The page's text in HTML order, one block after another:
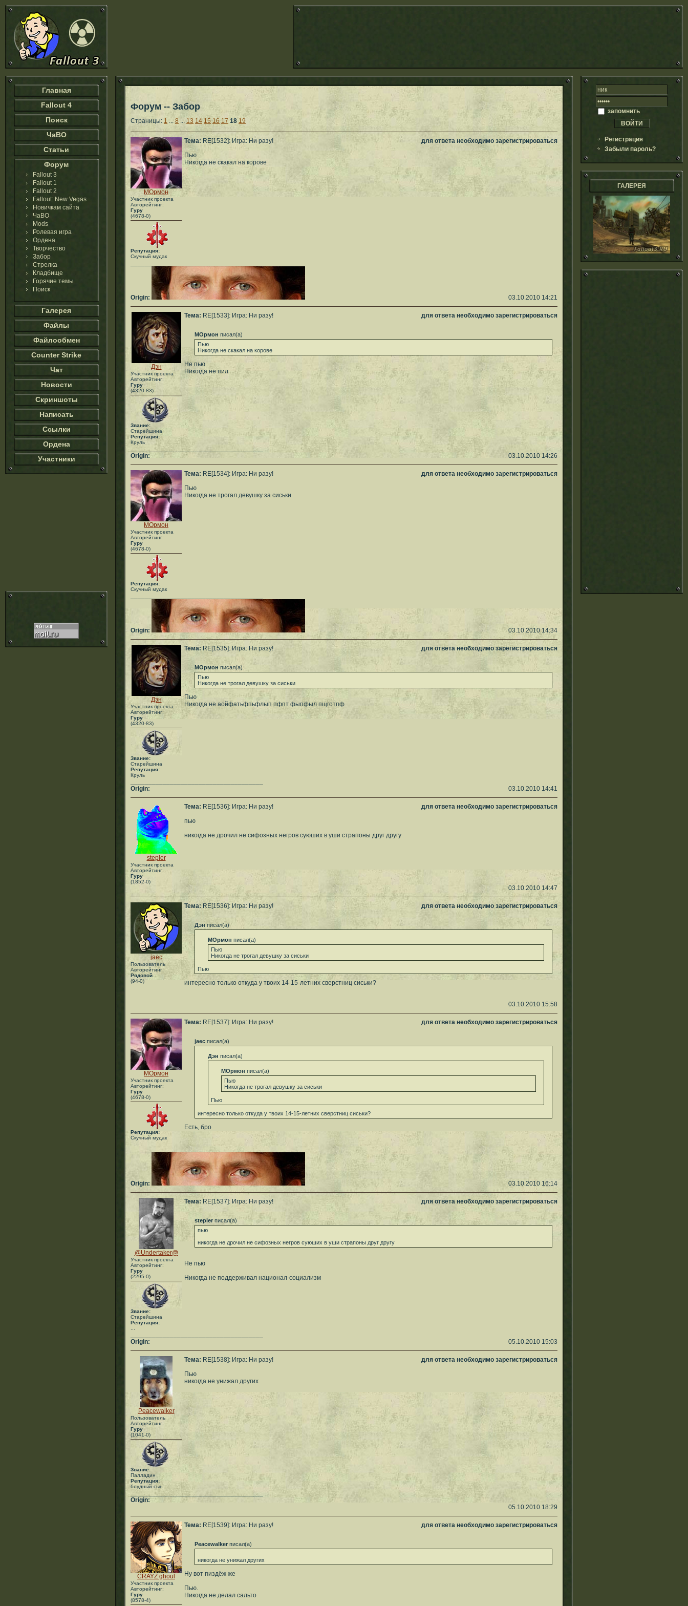
Главная
Fallout 4
Поиск
ЧаВО
Статьи
Форум
Fallout 3
Fallout 1
Fallout 2
Fallout: New Vegas
Новичкам сайта
ЧаВО
Mods
Ролевая игра
Ордена
Творчество
Забор
Стрелка
Кладбище
Горячие темы
Поиск
Галерея
Файлы
Файлообмен
Counter Strike
Чат
Новости
Скриншоты
Написать
Ссылки
Ордена
Участники
Форум -- Забор
Страницы: 1 ... 8 ... 13 14 15 16 17 18 19
МОрмон
Участник проекта
Авторейтинг:
Гуру
(4678-0)
Репутация:
Скучный мудак
Тема: RE[1532]: Игра: Ни разу!
для ответа необходимо зарегистрироваться
Пью
Никогда не скакал на корове
Origin: 03.10.2010 14:21
Дэн
Участник проекта
Авторейтинг:
Гуру
(4320-83)
Звание:
Старейшина
Репутация:
Круль
Тема: RE[1533]: Игра: Ни разу! для ответа необходимо зарегистрироваться
МОрмон писал(а)
Пью
Никогда не скакал на корове
Не пью
Никогда не пил
_____________________________________
Origin:
03.10.2010 14:26
МОрмон
Участник проекта
Авторейтинг:
Гуру
(4678-0)
Репутация:
Скучный мудак
Тема: RE[1534]: Игра: Ни разу!
для ответа необходимо зарегистрироваться
Пью
Никогда не трогал девушку за сиськи
Origin: 03.10.2010 14:34
Дэн
Участник проекта
Авторейтинг:
Гуру
(4320-83)
Звание:
Старейшина
Репутация:
Круль
Тема: RE[1535]: Игра: Ни разу! для ответа необходимо зарегистрироваться
МОрмон писал(а)
Пью
Никогда не трогал девушку за сиськи
Пью
Никогда не аойфатьфпьфлып пфпт фыпфыл пщготпф
Origin:
03.10.2010 14:41
stepler
Участник проекта
Авторейтинг:
Гуру
(1852-0)
Тема: RE[1536]: Игра: Ни разу!
для ответа необходимо зарегистрироваться
пью
никогда не дрочил не сифозных негров суюших в уши страпоны друг другу
03.10.2010 14:47
jaec
Пользователь
Авторейтинг:
Рядовой
(94-0)
Тема: RE[1536]: Игра: Ни разу! для ответа необходимо зарегистрироваться
Дэн писал(а)
МОрмон писал(а)
Пью
Никогда не трогал девушку за сиськи
Пью
интересно только откуда у твоих 14-15-летних сверстниц сиськи?
03.10.2010 15:58
МОрмон
Участник проекта
Авторейтинг:
Гуру
(4678-0)
Репутация:
Скучный мудак
Тема: RE[1537]: Игра: Ни разу! для ответа необходимо зарегистрироваться
jaec писал(а)
Дэн писал(а)
МОрмон писал(а)
Пью
Никогда не трогал девушку за сиськи
Пью
интересно только откуда у твоих 14-15-летних сверстниц сиськи?
Есть, бро
_____________________________________
Origin: 03.10.2010 16:14
@Undertaker@
Участник проекта
Авторейтинг:
Гуру
(2295-0)
Звание:
Старейшина
Репутация:
Тема: RE[1537]: Игра: Ни разу! для ответа необходимо зарегистрироваться
steplerписал(а)
пью
никогда не дрочил не сифозных негров суюших в уши страпоны друг другу
Не пью
Никогда не поддерживал национал-социализм
Origin:
05.10.2010 15:03
Peacewalker
Пользователь
Авторейтинг:
Гуру
(1041-0)
Звание:
Палладин
Репутация:
блудный сын
Тема: RE[1538]: Игра: Ни разу!
для ответа необходимо зарегистрироваться
Пью
никогда не унижал других
_____________________________________
Origin:
05.10.2010 18:29
CRAYZ ghoul
Участник проекта
Авторейтинг:
Гуру
(8578-4)
Тема: RE[1539]: Игра: Ни разу! для ответа необходимо зарегистрироваться
Peacewalker писал(а)
никогда не унижал других
Ну вот пиздёж же
Пью.
Никогда не делал сальто
запомнить
Регистрация
Забыли пароль?
ГАЛЕРЕЯ